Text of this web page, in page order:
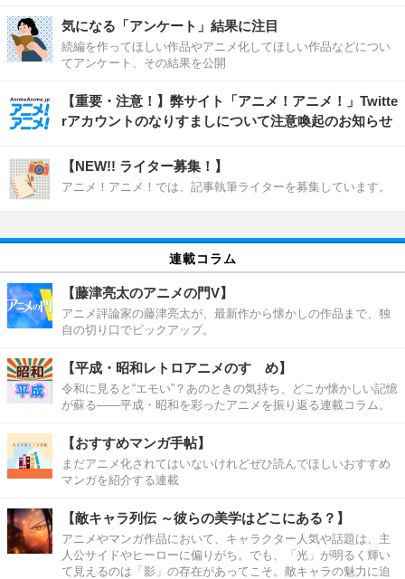
気になる「アンケート」結果に注目
続編を作ってほしい作品やアニメ化してほしい作品などについ
てアンケート、その結果を公開
【重要・注意！】弊サイト「アニメ！アニメ！」Twitte
rアカウントのなりすましについて注意喚起のお知らせ
【NEW!! ライター募集！】
アニメ！アニメ！では、記事執筆ライターを募集しています。
連載コラム
【藤津亮太のアニメの門V】
アニメ評論家の藤津亮太が、最新作から懐かしの作品まで、独
自の切り口でピックアップ。
【平成・昭和レトロアニメのすゝめ】
令和に見ると“エモい”？あのときの気持ち、どこか懐かしい記憶
が蘇る――平成・昭和を彩ったアニメを振り返る連載コラム。
【おすすめマンガ手帖】
まだアニメ化されてはいないけれどぜひ読んでほしいおすすめ
マンガを紹介する連載
【敵キャラ列伝 ～彼らの美学はどこにある？】
アニメやマンガ作品において、キャラクター人気や話題は、主
人公サイドやヒーローに偏りがち。でも、「光」が明るく輝い
て見えるのは「影」の存在があってこそ。敵キャラの魅力に迫